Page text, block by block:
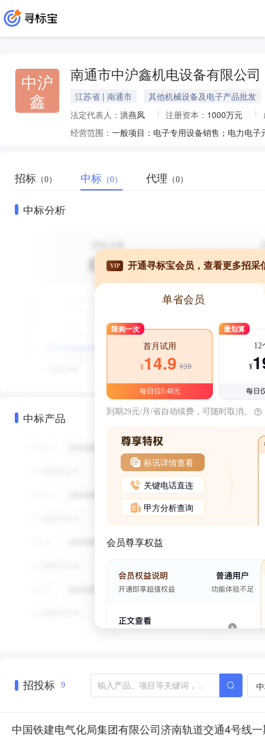
中沪
鑫
南通市中沪鑫机电设备有限公司
江苏省 | 南通市
其他机械设备及电子产品批发
法定代表人： 洪燕凤 注册资本： 1000万元
经营范围：
招标 （0） 中标 （0） 代理 （0）
中标分析
中标产品
VIP 开通寻标宝会员，查看更多招采
单省会员
限购一次
首月试用
¥14.9 ¥39
每日仅0.48元
最划算
12
¥
每日
到期29元/月/省自动续费，可随时取消。
标讯详情查看
关键电话直连
甲方分析查询
会员尊享权益
招投标 9
中国铁建电气化局集团有限公司济南轨道交通4号线